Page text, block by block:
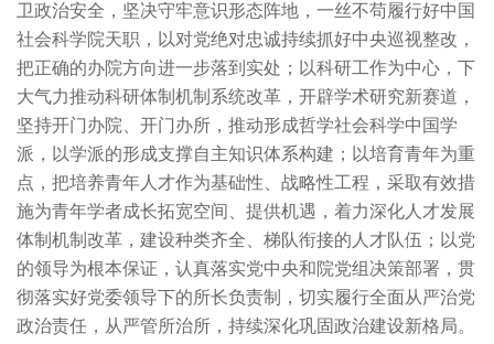
卫政治安全，坚决守牢意识形态阵地，一丝不苟履行好中国
社会科学院天职，以对党绝对忠诚持续抓好中央巡视整改，
把正确的办院方向进一步落到实处；以科研工作为中心，下
大气力推动科研体制机制系统改革，开辟学术研究新赛道，
坚持开门办院、开门办所，推动形成哲学社会科学中国学
派，以学派的形成支撑自主知识体系构建；以培育青年为重
点，把培养青年人才作为基础性、战略性工程，采取有效措
施为青年学者成长拓宽空间、提供机遇，着力深化人才发展
体制机制改革，建设种类齐全、梯队衔接的人才队伍；以党
的领导为根本保证，认真落实党中央和院党组决策部署，贯
彻落实好党委领导下的所长负责制，切实履行全面从严治党
政治责任，从严管所治所，持续深化巩固政治建设新格局。